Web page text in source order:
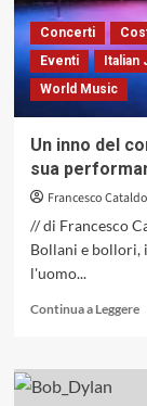
Concerti
Eventi
Italian
World Music
Un inno del
sua
Francesco
// di Francesco
Bollani e bollori,
l'uomo...
Continua a Leggere